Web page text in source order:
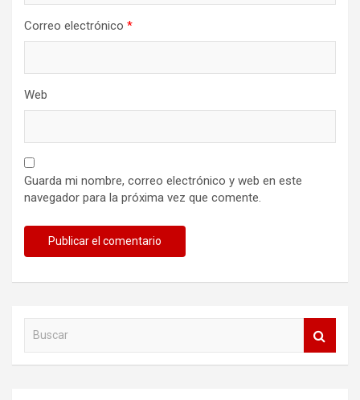
Correo electrónico *
Web
Guarda mi nombre, correo electrónico y web en este
navegador para la próxima vez que comente.